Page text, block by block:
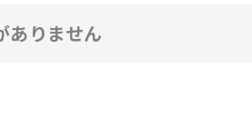
ありません